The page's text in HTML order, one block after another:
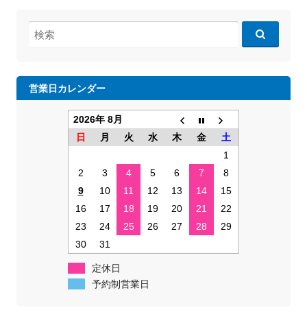
検
索:
営業日カレンダー
2026年 8月
日
月 火 水 木 金
土
1
2
3 4 5 6 7
8
9
10 11 12 13 14
15
16
17 18 19 20 21
22
23
24 25 26 27 28
29
30
31
定休日
予約制営業日